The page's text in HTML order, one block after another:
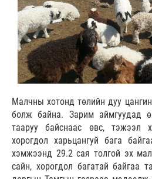
Малчны хотонд төлийн дуу
болж байна. Зарим аймгуудад
тааруу байснаас өвс, тэжээл
хорогдол харьцангуй бага
хэмжээнд 29.2 сая толгой эх
сайн, хорогдол багатай байгаа